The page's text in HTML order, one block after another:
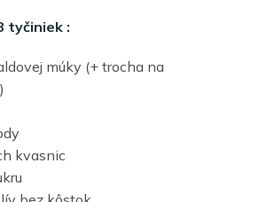
tyčiniek :
múky (+ trocha na
kvasnic